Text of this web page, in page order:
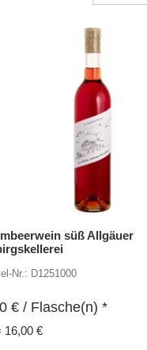
süß Allgäuer
Nr.: D1251000
€ / Flasche(n) *
16,00 €